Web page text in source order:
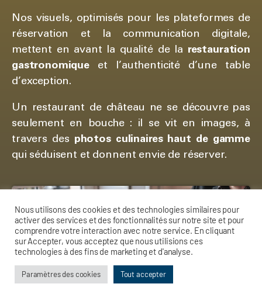
Nos visuels, optimisés pour les plateformes de
réservation et la communication digitale,
mettent en avant la qualité de la restauration
gastronomique et l’authenticité d’une table
d’exception.
Un restaurant de château ne se découvre pas
seulement en bouche : il se vit en images, à
travers des photos culinaires haut de gamme
qui séduisent et donnent envie de réserver.
Nous utilisons des cookies et des technologies similaires pour
activer des services et des fonctionnalités sur notre site et pour
comprendre votre interaction avec notre service. En cliquant
sur Accepter, vous acceptez que nous utilisions ces
technologies à des fins de marketing et d'analyse.
Paramètres des cookies Tout accepter